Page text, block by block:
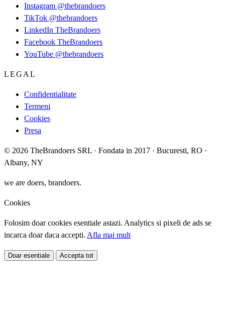
Instagram @thebrandoers
TikTok @thebrandoers
LinkedIn TheBrandoers
Facebook TheBrandoers
YouTube @thebrandoers
LEGAL
Confidentialitate
Termeni
Cookies
Presa
© 2026 TheBrandoers SRL · Fondata in 2017 · Bucuresti, RO ·
Albany, NY
we are doers, brandoers.
Cookies
Folosim doar cookies esentiale astazi. Analytics si pixeli de ads se
incarca doar daca accepti. Afla mai mult
Doar esentiale Accepta tot